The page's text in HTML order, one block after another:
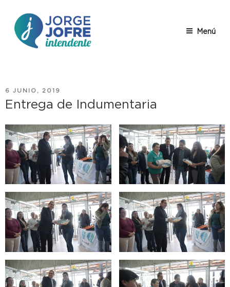
contenido
JORGE
Jorge Jofre – descripción
Menú
PUBLICADO
EL
6 JUNIO, 2019
Entrega de Indumentaria